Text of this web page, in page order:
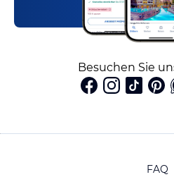
Besuchen Sie
FAQ